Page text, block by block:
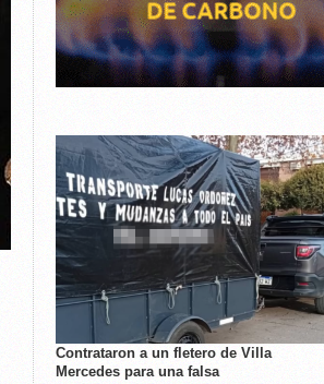
Contrataron a un fletero de Villa
Mercedes para una falsa